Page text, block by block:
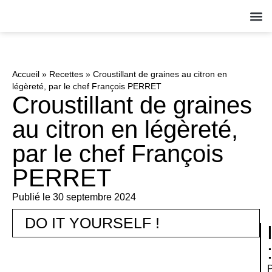
Accueil » Recettes » Croustillant de graines au citron en
légèreté, par le chef François PERRET
Croustillant de graines
au citron en légèreté,
par le chef François
PERRET
Publié le 30 septembre 2024
:
DO IT YOURSELF !